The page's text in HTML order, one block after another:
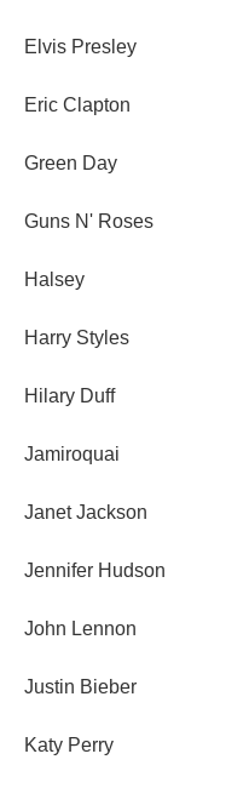
Elvis Presley
Eric Clapton
Green Day
Guns N' Roses
Halsey
Harry Styles
Hilary Duff
Jamiroquai
Janet Jackson
Jennifer Hudson
John Lennon
Justin Bieber
Katy Perry